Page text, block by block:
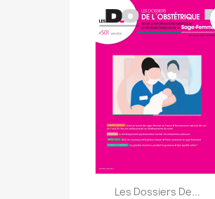
Les Dossiers De...